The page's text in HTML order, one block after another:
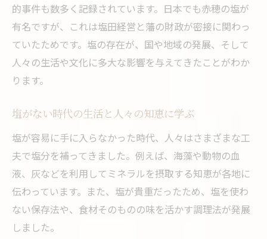
塩の神話が日本文化に根付いた理由を探る
盛り塩や清めの風習に込められた意味とは
塩を使う儀式が今に伝える文化的メッセー
ジ
現代でも残る塩の清め文化の価値を考察
現代語やネットスラングに見る塩の新たな意味
ネットスラングで使われる塩の意味を解説
現代語で広がる塩の比喩的な使い方を考察
日常会話やSNSでの塩の新たな表現に注目
伝統文化とネットスラングの塩の違いとは
的事件も数多く記録されています。日本でも赤穂の塩が
有名ですが、これは塩田経営と藩の財政が密接に関わっ
ていたためです。塩の存在が、国や地域の発展、そして
人々の生活や文化に多大な影響を与えてきたことがわか
ります。
塩がない時代の生活と人々の知恵に学ぶ
塩が容易に手に入らなかった時代、人々はさまざまな工
夫で塩分を補ってきました。例えば、海藻や動物の血
液、灰などを利用してミネラルを摂取する知恵が各地に
伝わっています。また、塩が貴重だったため、塩を使わ
ない保存法や、食材そのものの味を活かす調理法が発展
しました。